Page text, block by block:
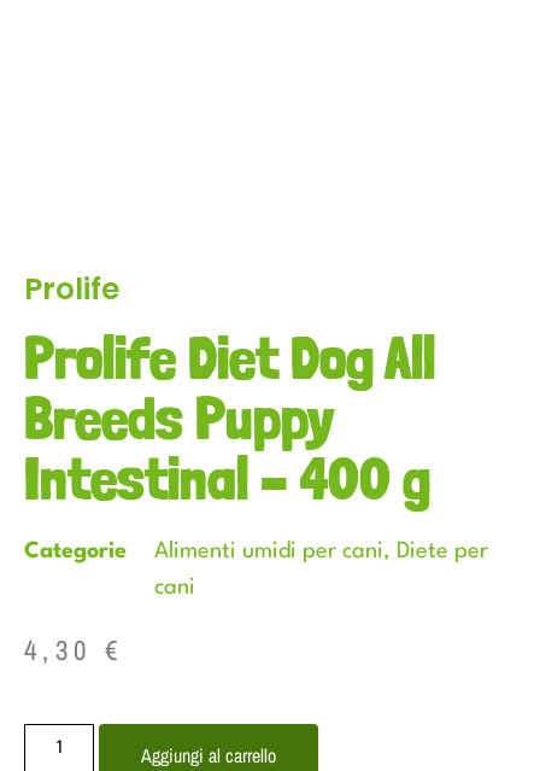
Prolife
Prolife Diet Dog All
Breeds Puppy
Intestinal – 400 g
Categorie Alimenti umidi per cani, Diete per
cani
4,30 €
Aggiungi al carrello